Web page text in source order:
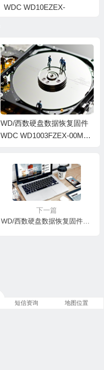
WDC WD10EZEX-
0008001R-1578
WD/西数硬盘数据恢复固件
WDC WD1003FZEX-00MK2
下一篇
WD/西数硬盘数据恢复固件00-0AB-WDC WD40NDZM-11BCXS1-01-01A01-WD-WXC2D23AJ282-0000000A-2016
短信资询 地图位置